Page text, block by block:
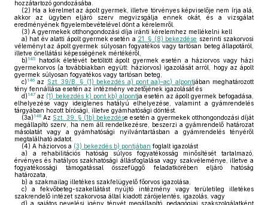
hozzátartozó gondozásába.
(2) Ha a kérelmet az ápolt gyermek, illetve törvényes képviselője nem írja alá,
akkor az ügyben eljáró szerv megvizsgálja ennek okát, és a vizsgálat
eredményének figyelembevételével dönt a kérelemről.
(3) A gyermekek otthongondozási díja iránti kérelemhez mellékelni kell
a) hat év alatti ápolt gyermek esetén a 21. § (8) bekezdése szerinti szakorvosi
véleményt az ápolt gyermek súlyosan fogyatékos vagy tartósan beteg állapotáról,
illetve önellátási képességének mértékéről,
b) 145
hatodik életévét betöltött ápolt gyermek esetén a háziorvos vagy házi
gyermekorvos (a továbbiakban együtt: háziorvos) igazolását arról, hogy az ápolt
gyermek súlyosan fogyatékos vagy tartósan beteg,
c) 146 az Szt. 39/B. § (1) bekezdés a) pont aa)–ac) alpontjában meghatározott
tény fennállása esetén az intézmény vezetőjének igazolását és
d) 147 az (1) bekezdés k) pont kb) alpontja esetén az ápolt gyermek befogadása,
elhelyezése vagy ideiglenes hatályú elhelyezése, valamint a gyámrendelés
tárgyában hozott bírósági, illetve gyámhatósági döntést.
(3a) 148 Az Szt. 39. § (1b) bekezdése esetén a gyermekek otthongondozási díját
megállapító szerv, ha nem áll rendelkezésre, beszerzi a gyámrendelő határozat
másolatát vagy a gyámhatósági nyilvántartásban a gyámrendelés tényéről
megtalálható adatot.
(4) A háziorvos a (3) bekezdés b) pontjában foglalt igazolást
a) a rehabilitációs hatóság súlyos fogyatékosság minősítését tartalmazó,
érvényes és hatályos szakhatósági állásfoglalása vagy szakvéleménye, illetve a
fogyatékossági támogatással összefüggő feladatkörében eljáró hatóság
határozata,
b) a szakmailag illetékes szakfelügyelő főorvos igazolása,
c) a fekvőbeteg-szakellátást nyújtó intézmény vagy területileg illetékes
szakrendelő intézet szakorvosa által kiadott zárójelentés, igazolás, vagy
d) a sajátos nevelési igény tényét megállapító, pedagógiai szakszolgálatként